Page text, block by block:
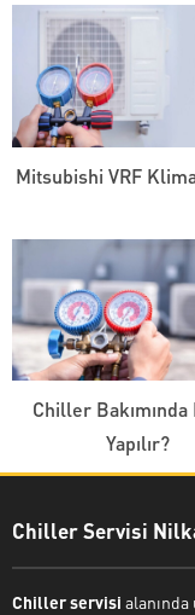
Mitsubishi VRF
Chiller
Yapılır?
Chiller Servisi
Chiller servisi